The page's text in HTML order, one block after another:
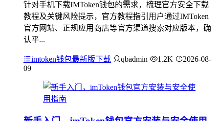
针对手机下载IMToken钱包的需求，梳理官方安全下载
教程及关键风险提示，官方教程指引用户通过IMToken
官方网站、正规应用商店等官方渠道搜索对应版本，确
认平...
imtoken钱包最新版下载 qbadmin 1.2K
2026-08-
09